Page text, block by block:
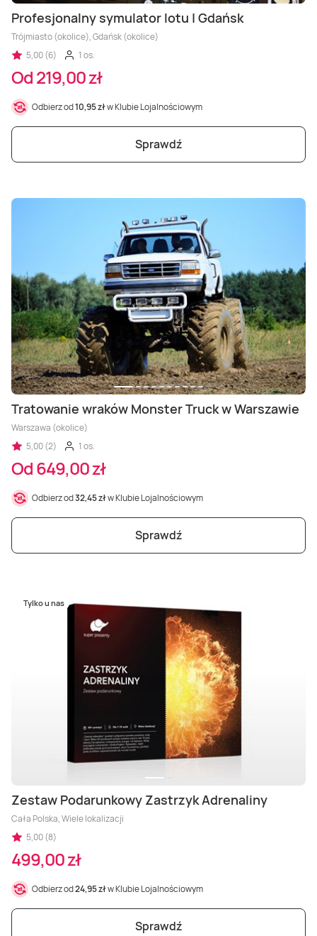
Profesjonalny symulator lotu | Gdańsk
Trójmiasto (okolice), Gdańsk (okolice)
5,00 (6)
1 os.
Od 219,00 zł
Odbierz od10,95 złw Klubie Lojalnościowym
Sprawdź
Tratowanie wraków Monster Truck w Warszawie
Warszawa (okolice)
5,00 (2)
1 os.
Od 649,00 zł
Odbierz od32,45 złw Klubie Lojalnościowym
Sprawdź
Tylko u nas
Zestaw Podarunkowy Zastrzyk Adrenaliny
Cała Polska, Wiele lokalizacji
5,00 (8)
499,00 zł
Odbierz od24,95 złw Klubie Lojalnościowym
Sprawdź